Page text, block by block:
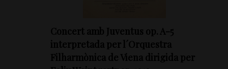
Concert amb Juventus op. A-5
interpretada per l´Orquestra
Filharmònica de Viena dirigida per